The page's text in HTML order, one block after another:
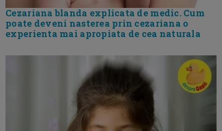
Cezariana blanda explicata de medic. Cum
poate deveni nasterea prin cezariana o
experienta mai apropiata de cea naturala